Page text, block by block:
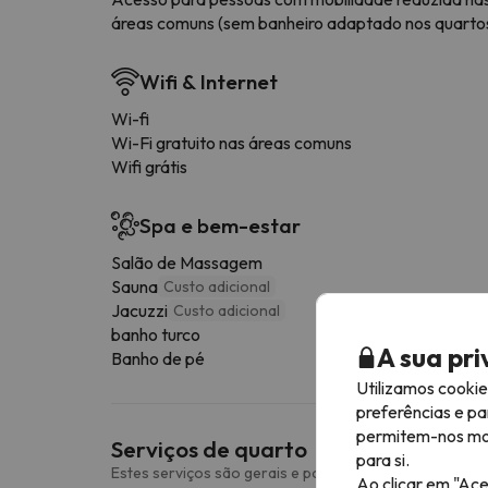
áreas comuns (sem banheiro adaptado nos
Wifi & Internet
Wi-fi
Wi-Fi gratuito nas áreas comuns
Wifi grátis
Spa e bem-estar
Salão de Massagem
Sauna Custo adicional
Jacuzzi Custo adicional
banho turco
Banho de pé
Serviços de quarto
Estes serviços são gerais e podem variar consoante o
A sua
Utilizamos
preferências e
permitem-nos
para si.
Ao clicar em